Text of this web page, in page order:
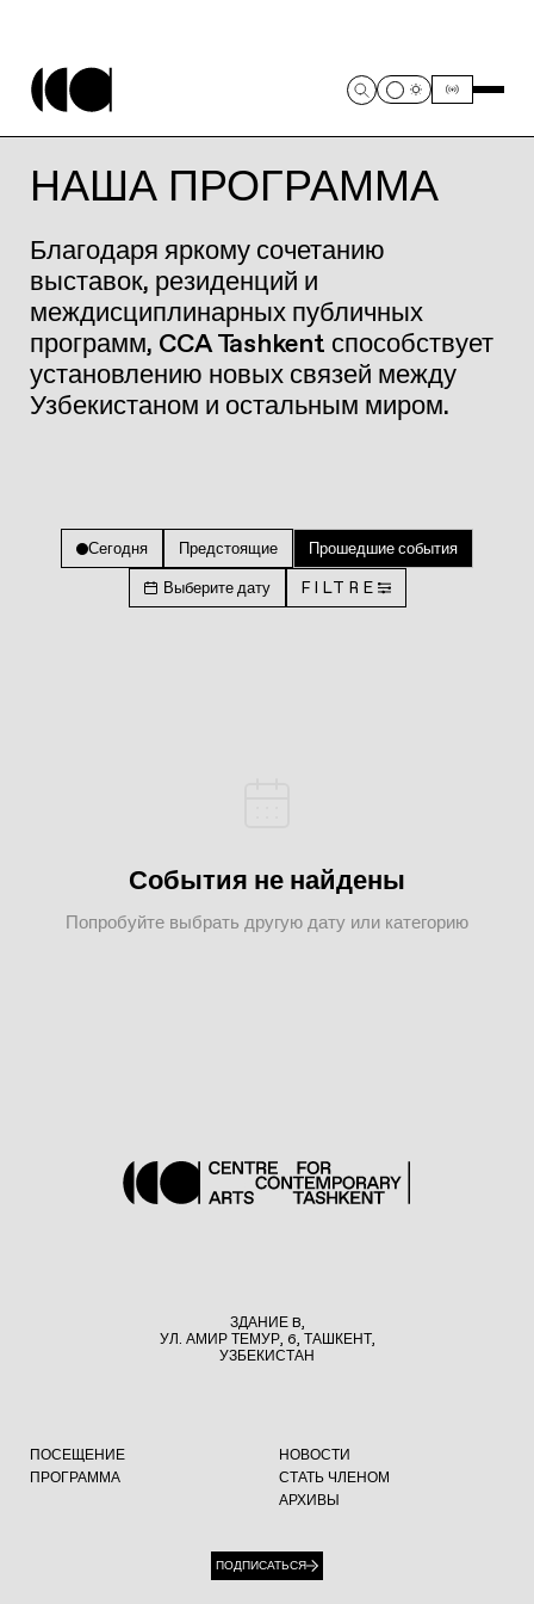
НАША ПРОГРАММА
Благодаря яркому сочетанию
выставок, резиденций и
междисциплинарных публичных
программ, CCA Tashkent способствует
установлению новых связей между
Узбекистаном и остальным миром.
Сегодня Предстоящие Прошедшие события
Выберите дату FILTRE
События не найдены
Попробуйте выбрать другую дату или категорию
ЗДАНИЕ B,
УЛ. АМИР ТЕМУР, 6, ТАШКЕНТ,
УЗБЕКИСТАН
ПОСЕЩЕНИЕ
ПРОГРАММА
НОВОСТИ
СТАТЬ ЧЛЕНОМ
АРХИВЫ
ПОДПИСАТЬСЯ